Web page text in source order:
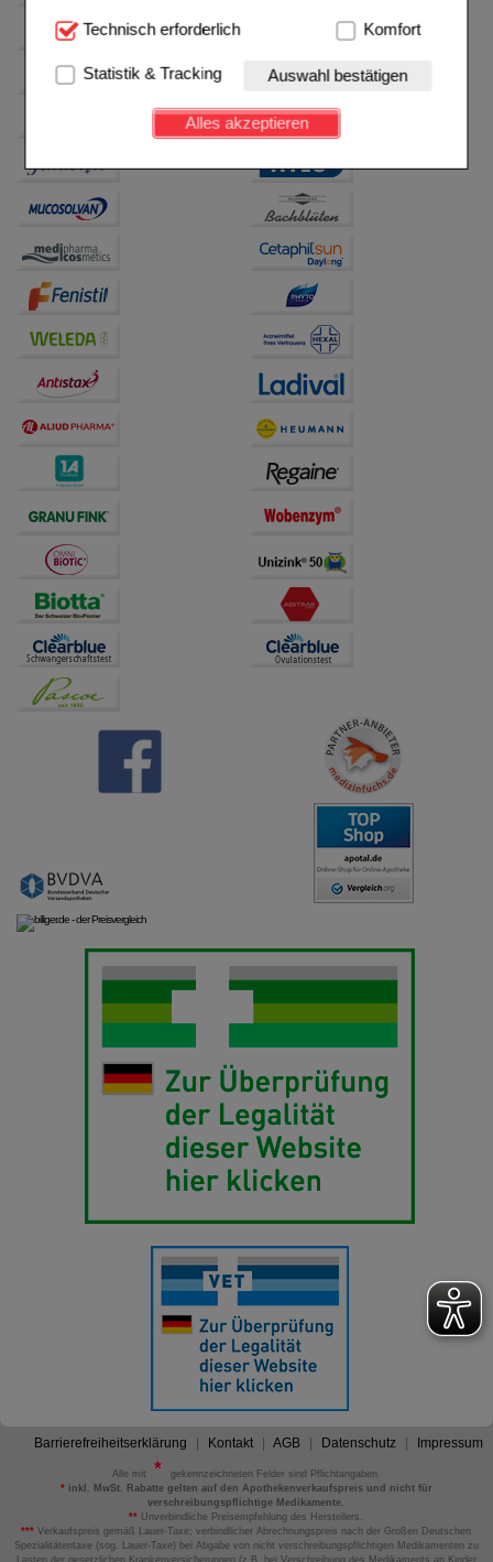
Technisch Notwendig:Hierbei handelt es sich um
Website notwendig sind (z.B. Navigation, Warenkorb,
Kundenkonto), weshalb auf diese nicht verzichtet
werden kann.
Einkaufserlebnis noch ansprechender zu gestalten,
Besuchers oder unsere Seite an bevorzugte
Verhaltensweisen (z.B. Spracheinstellung)
anzupassen. Komfort-Cookies ermöglichen es uns
auch auf Ihre Bedürfnisse zugeschrittene Inhalte
anzuzeigen und unser Partnerprogramm zu
betreiben.
Statistik & Tracking:
Hierüber lassen sich
Informationen über die Art und Weise der Nutzung
unserer Website sammeln, mit deren Hilfe wir unsere
auf unserer Website aber auch die Werbung auf
Drittseiten möglichst relevant für Sie zu gestalten.
Bitte beachten Sie, dass Daten hierfür teilweise an
Dritte wie z.B. Google oder soziale Medien
Technisch erforderlich Komfort
Statistik & Tracking Auswahl bestätigen
Alles akzeptieren
Barrierefreiheitserklärung Kontakt AGB Datenschutz Impressum
Alle mit
gekennzeichneten Felder sind Pflichtangaben.
*inkl. MwSt. Rabatte gelten auf den Apothekenverkaufspreis und nicht für
verschreibungspflichtige Medikamente.
** Unverbindliche Preisempfehlung des Herstellers.
*** Verkaufspreis gemäß Lauer-Taxe; verbindlicher Abrechnungspreis nach der Großen Deutschen
Spezialitätentaxe (sog. Lauer-Taxe) bei Abgabe von nicht verschreibungspflichtigen Medikamenten zu
Lasten der gesetzlichen Krankenversicherungen (z.B. bei Verschreibung des Medikaments an Kinder